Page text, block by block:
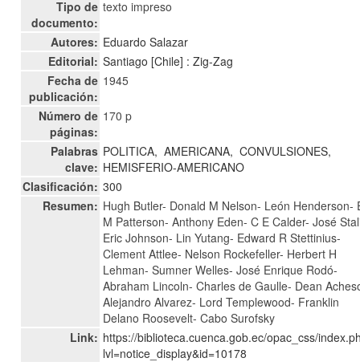
Tipo de
documento:
texto impreso
Autores: Eduardo Salazar
Editorial: Santiago [Chile] : Zig-Zag
Fecha de
publicación:
1945
Número de
páginas:
170 p
Palabras
clave:
POLITICA, AMERICANA, CONVULSIONES,
HEMISFERIO-AMERICANO
Clasificación: 300
Resumen: Hugh Butler- Donald M Nelson- León Henderson-
M Patterson- Anthony Eden- C E Calder- José
Eric Johnson- Lin Yutang- Edward R Stettinius-
Clement Attlee- Nelson Rockefeller- Herbert H
Lehman- Sumner Welles- José Enrique Rodó-
Abraham Lincoln- Charles de Gaulle- Dean
Alejandro Alvarez- Lord Templewood- Franklin
Delano Roosevelt- Cabo Surofsky
Link: https://biblioteca.cuenca.gob.ec/opac_css/
lvl=notice_display&id=10178